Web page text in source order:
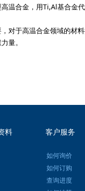
合金，用Ti,Al基合金
于高温合金领域的材
量。
料 客户服务
如何询价
如何订购
查询进度